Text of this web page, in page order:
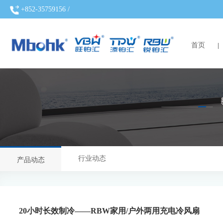
+852-35759156 /
首页
产品动态 行业动态
20小时长效制冷——RBW家用/户外两用充电冷风扇